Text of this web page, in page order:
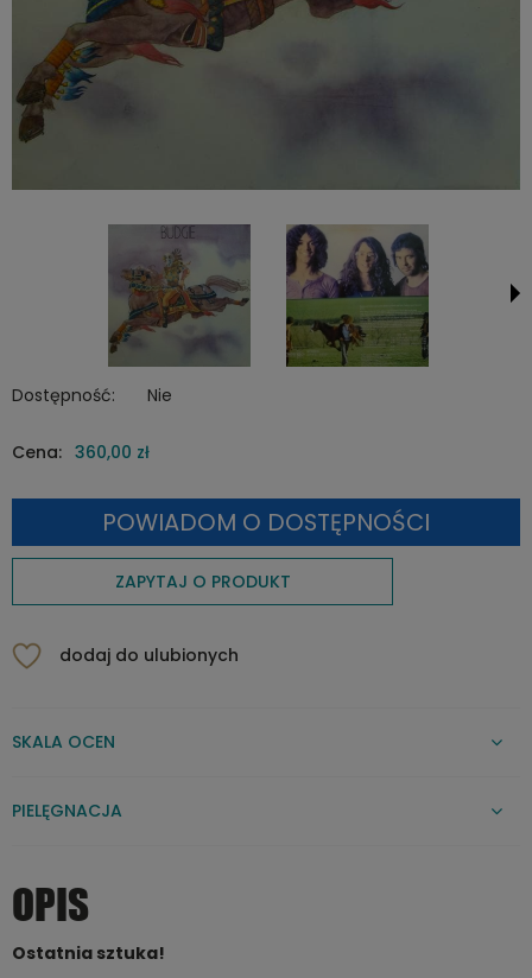
Dostępność: Nie
Cena: 360,00 zł
POWIADOM O DOSTĘPNOŚCI
ZAPYTAJ O PRODUKT
dodaj do ulubionych
SKALA OCEN
PIELĘGNACJA
OPIS
Ostatnia sztuka!